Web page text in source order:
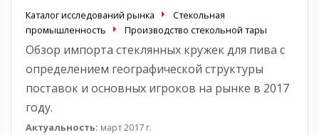
Каталог исследований рынка
Стекольная
промышленность
Производство стекольной тары
Обзор импорта стеклянных кружек для пива с
определением географической структуры
поставок и основных игроков на рынке в 2017
году.
Актуальность: март 2017 г.